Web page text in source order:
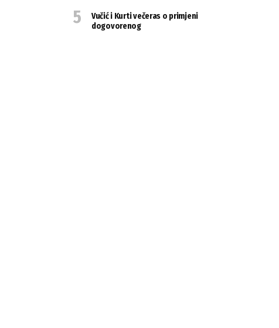
Vučić i Kurti večeras o primjeni
dogovorenog